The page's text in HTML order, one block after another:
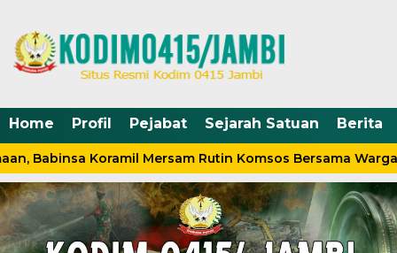
Home Profil Pejabat Sejarah Satuan Berita
Babinsa Koramil Mersam Rutin Komsos Bersama Warga